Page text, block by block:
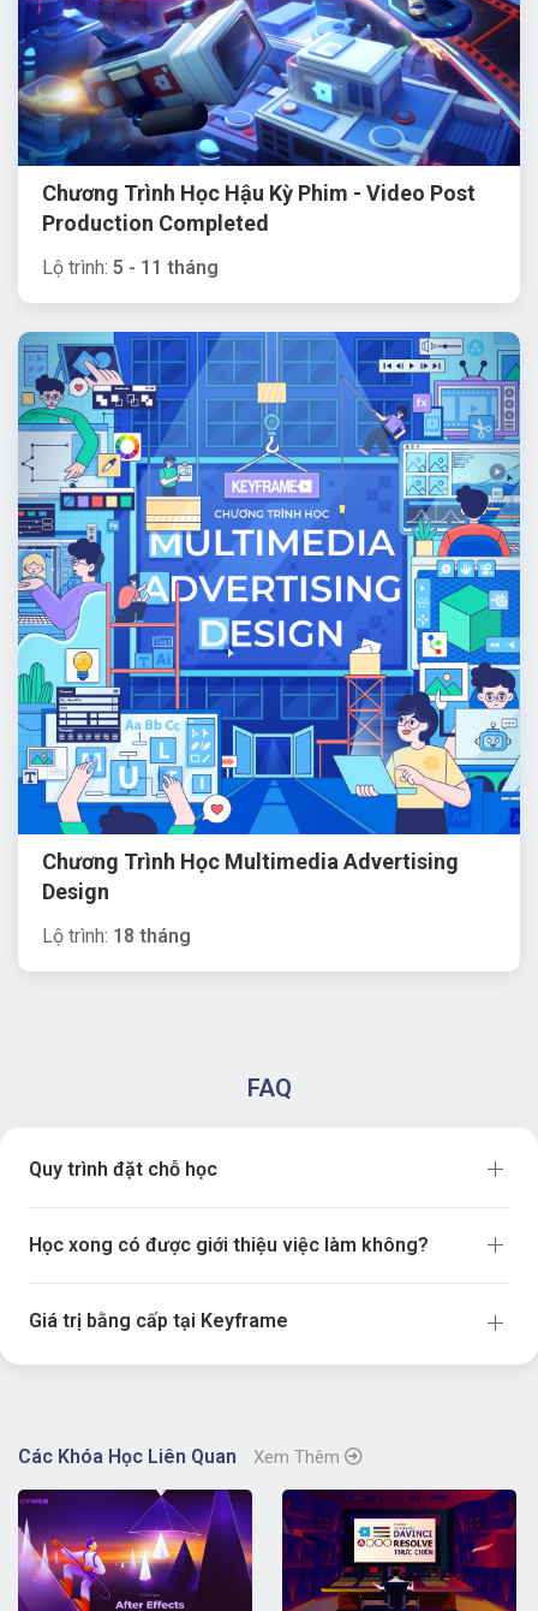
Chương Trình Học Hậu Kỳ Phim - Video Post
Production Completed
Lộ trình: 5 - 11 tháng
Chương Trình Học Multimedia Advertising
Design
Lộ trình: 18 tháng
FAQ
Quy trình đặt chỗ học
Học xong có được giới thiệu việc làm không?
Giá trị bằng cấp tại Keyframe
Các Khóa Học Liên Quan Xem Thêm